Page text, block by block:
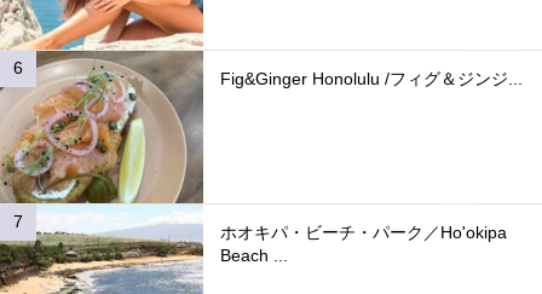
Fig&Ginger Honolulu /フィグ＆ジンジ...
ホオキパ・ビーチ・パーク／Ho'okipa
Beach ...